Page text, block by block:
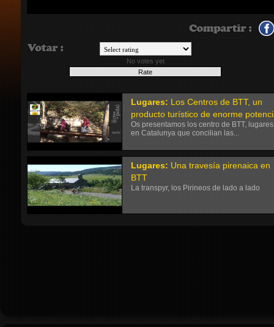
No votes yet
Lugares: Los Centros de BTT, un
producto turístico de enorme
Os presentamos los centro de BTT, lugares
en Catalunya que concilian las...
Lugares: Una travesía pirenaica en
BTT
La transpyr, los Pirineos de lado a lado